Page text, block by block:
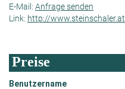
E-Mail: Anfrage senden
Link: http://www.steinschaler.at
Preise
Benutzername